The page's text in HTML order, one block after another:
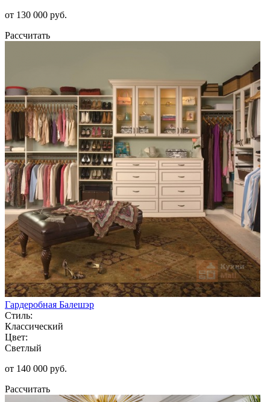
от 130 000 руб.
Рассчитать
Гардеробная Балешэр
Стиль:
Классический
Цвет:
Светлый
от 140 000 руб.
Рассчитать